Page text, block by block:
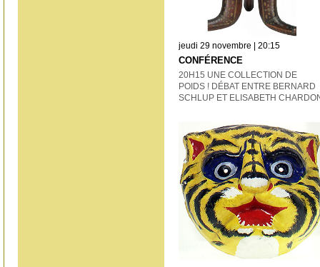
jeudi 29 novembre | 20:15
CONFÉRENCE
20H15 UNE COLLECTION DE
POIDS ! DÉBAT ENTRE BERNARD
SCHLUP ET ELISABETH